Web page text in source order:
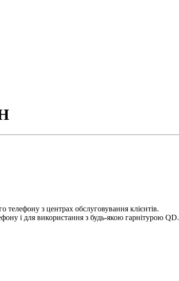
телефону з центрах обслуговування клієнтів.
і для використання з будь-якою гарнітурою QD.